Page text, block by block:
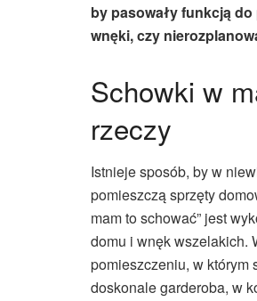
by pasowały funkcją
wnęki, czy
Schowki w
rzeczy
Istnieje sposób, by w
pomieszczą sprzęty
mam to schować” jest
domu i wnęk wszelakich.
pomieszczeniu, w którym
doskonale garderoba, w